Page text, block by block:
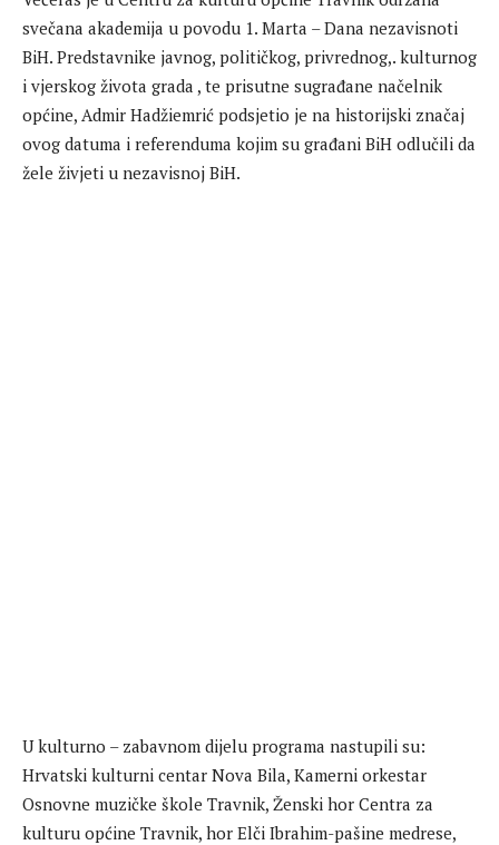
svečana akademija u povodu 1. Marta – Dana nezavisnoti
BiH. Predstavnike javnog, političkog, privrednog,. kulturnog
i vjerskog života grada , te prisutne sugrađane načelnik
općine, Admir Hadžiemrić podsjetio je na historijski značaj
ovog datuma i referenduma kojim su građani BiH odlučili da
žele živjeti u nezavisnoj BiH.
U kulturno – zabavnom dijelu programa nastupili su:
Hrvatski kulturni centar Nova Bila, Kamerni orkestar
Osnovne muzičke škole Travnik, Ženski hor Centra za
kulturu općine Travnik, hor Elči Ibrahim-pašine medrese,